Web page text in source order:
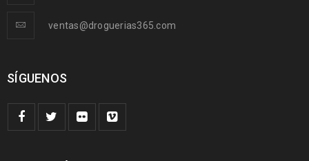
ventas@droguerias365.com
SÍGUENOS